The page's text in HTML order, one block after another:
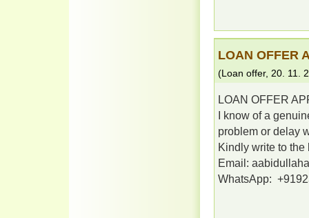
LOAN OFFER
(Loan offer, 20. 11.
LOAN OFFER
I know of a
problem or delay
Kindly write to
Email:
WhatsApp: